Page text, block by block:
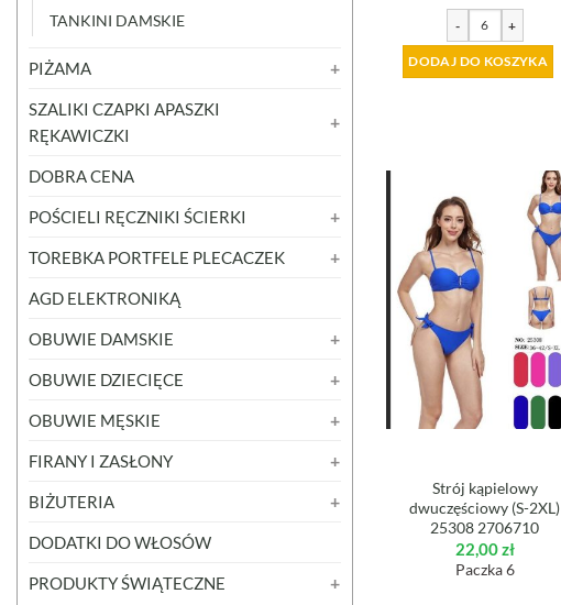
TANKINI DAMSKIE
PIŻAMA
SZALIKI CZAPKI APASZKI
RĘKAWICZKI
DOBRA CENA
POŚCIELI RĘCZNIKI ŚCIERKI
TOREBKA PORTFELE PLECACZEK
AGD ELEKTRONIKĄ
OBUWIE DAMSKIE
OBUWIE DZIECIĘCE
OBUWIE MĘSKIE
FIRANY I ZASŁONY
BIŻUTERIA
DODATKI DO WŁOSÓW
PRODUKTY ŚWIĄTECZNE
- +
DODAJ DO KOSZYKA
Strój kąpielowy
dwuczęściowy (S-2XL)
25308 2706710
22,00zł
Paczka 6